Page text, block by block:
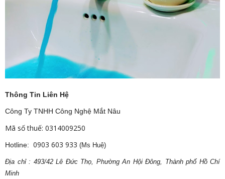
Thông Tin Liên Hệ
Công Ty TNHH Công Nghệ Mắt Nâu
Mã số thuế: 0314009250
Hotline: 0903 603 933 (Ms Huệ)
Địa chỉ : 493/42 Lê Đức Thọ, Phường An Hội Đông, Thành phố Hồ Chí
Minh